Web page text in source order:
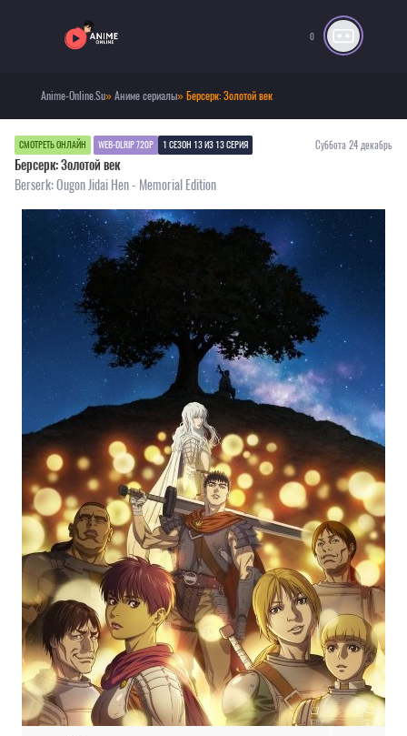
0
Anime-Online.Su»Аниме сериалы» Берсерк: Золотой век
СМОТРЕТЬ ОНЛАЙН WEB-DLRIP 720P 1 СЕЗОН 13 ИЗ 13 СЕРИЯ Суббота 24 декабрь
Берсерк: Золотой век
Berserk: Ougon Jidai Hen - Memorial Edition